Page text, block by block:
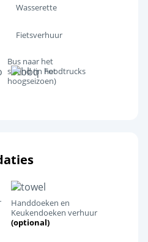
Wasserette
Fietsverhuur
Bus naar het
strand (in het
hoogseizoen)
Foodtrucks
Handdoeken en
Keukendoeken verhuur
(optional)